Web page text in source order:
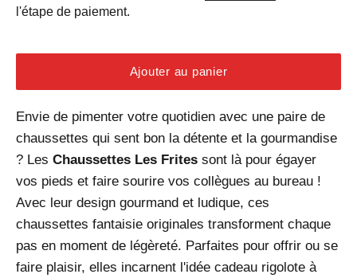
l'étape de paiement.
Ajouter au panier
Envie de pimenter votre quotidien avec une paire de
chaussettes qui sent bon la détente et la gourmandise
? Les Chaussettes Les Frites sont là pour égayer
vos pieds et faire sourire vos collègues au bureau !
Avec leur design gourmand et ludique, ces
chaussettes fantaisie originales transforment chaque
pas en moment de légèreté. Parfaites pour offrir ou se
faire plaisir, elles incarnent l'idée cadeau rigolote à